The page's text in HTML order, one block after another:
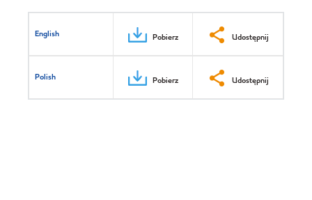
English Pobierz Udostępnij
Polish Pobierz Udostępnij